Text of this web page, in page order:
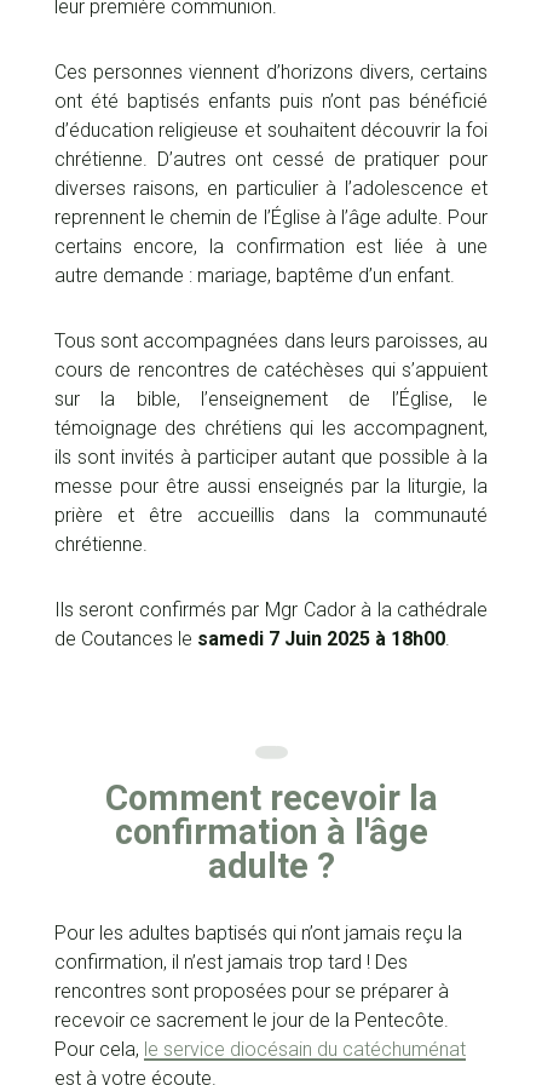
leur première communion.
Ces personnes viennent d’horizons divers, certains
ont été baptisés enfants puis n’ont pas bénéficié
d’éducation religieuse et souhaitent découvrir la foi
chrétienne. D’autres ont cessé de pratiquer pour
diverses raisons, en particulier à l’adolescence et
reprennent le chemin de l’Église à l’âge adulte. Pour
certains encore, la confirmation est liée à une
autre demande : mariage, baptême d’un enfant.
Tous sont accompagnées dans leurs paroisses, au
cours de rencontres de catéchèses qui s’appuient
sur la bible, l’enseignement de l’Église, le
témoignage des chrétiens qui les accompagnent,
ils sont invités à participer autant que possible à la
messe pour être aussi enseignés par la liturgie, la
prière et être accueillis dans la communauté
chrétienne.
Ils seront confirmés par Mgr Cador à la cathédrale
de Coutances le samedi 7 Juin 2025 à 18h00.
Comment recevoir la
confirmation à l'âge
adulte ?
Pour les adultes baptisés qui n’ont jamais reçu la
confirmation, il n’est jamais trop tard ! Des
rencontres sont proposées pour se préparer à
recevoir ce sacrement le jour de la Pentecôte.
Pour cela, le service diocésain du catéchuménat
est à votre écoute.